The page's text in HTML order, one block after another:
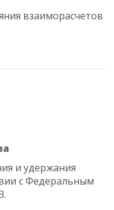
взаиморасчетов
и удержания
с Федеральным